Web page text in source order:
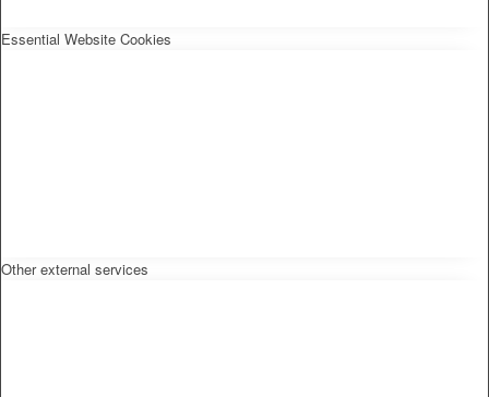
Essential Website Cookies
Other external services